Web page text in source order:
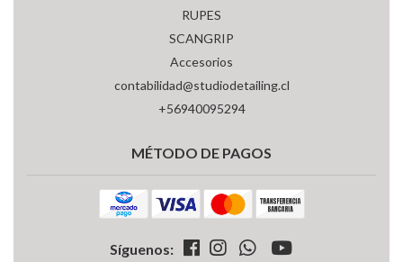
RUPES
SCANGRIP
Accesorios
contabilidad@studiodetailing.cl
+56940095294
MÉTODO DE PAGOS
Síguenos: